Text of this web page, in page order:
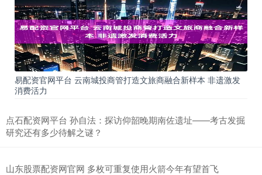
易配资官网平台 云南城投商管打造文旅商融合新样本 非遗激发
消费活力
点石配资网平台 孙自法：探访仰韶晚期南佐遗址——考古发掘
研究还有多少待解之谜？
山东股票配资网官网 多枚可重复使用火箭今年有望首飞